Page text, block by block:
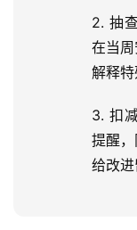
2. 抽
在当
解释特
3. 扣
提醒，
给改进